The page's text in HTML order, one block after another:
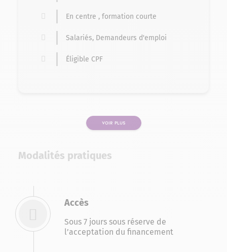
En centre , formation courte
Salariés, Demandeurs d'emploi
Éligible CPF
VOIR PLUS
Modalités pratiques
Accès
Sous 7 jours sous réserve de
l’acceptation du financement